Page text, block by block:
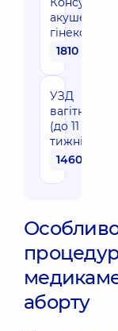
акушера-
гінеколога
1810 грн
УЗД
вагітності
(до 11
тижнів)
1460 грн
аборту